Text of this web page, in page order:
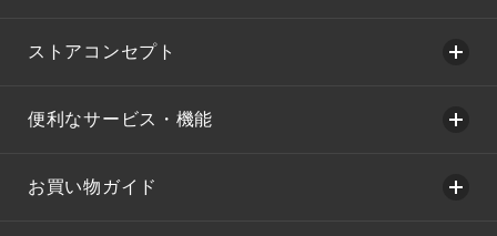
ストアコンセプト
便利なサービス・機能
お買い物ガイド